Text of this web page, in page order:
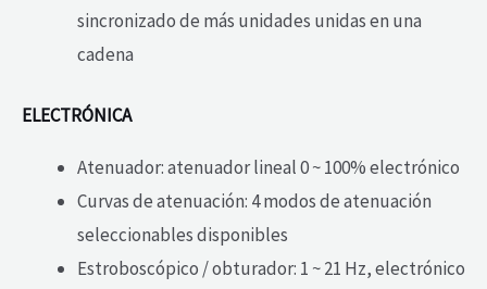
sincronizado de más unidades unidas en una
cadena
ELECTRÓNICA
Atenuador: atenuador lineal 0 ~ 100% electrónico
Curvas de atenuación: 4 modos de atenuación
seleccionables disponibles
Estroboscópico / obturador: 1 ~ 21 Hz, electrónico